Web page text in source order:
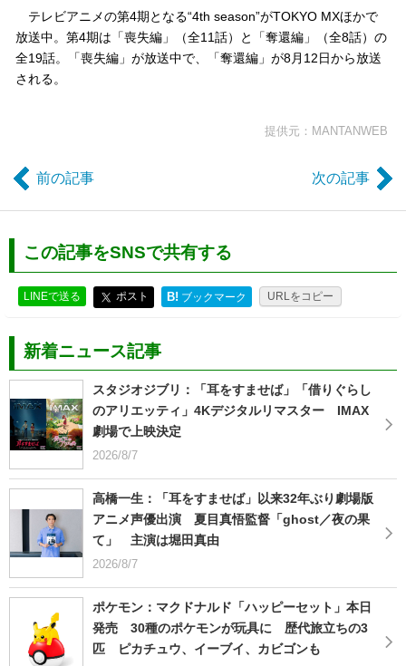
テレビアニメの第4期となる“4th season”がTOKYO MXほかで
放送中。第4期は「喪失編」（全11話）と「奪還編」（全8話）の
全19話。「喪失編」が放送中で、「奪還編」が8月12日から放送
される。
提供元：MANTANWEB
前の記事 次の記事
この記事をSNSで共有する
LINEで送る ポスト B! ブックマーク URLをコピー
新着ニュース記事
スタジオジブリ：「耳をすませば」「借りぐらし
のアリエッティ」4Kデジタルリマスター IMAX
劇場で上映決定
2026/8/7
高橋一生：「耳をすませば」以来32年ぶり劇場版
アニメ声優出演 夏目真悟監督「ghost／夜の果
て」 主演は堀田真由
2026/8/7
ポケモン：マクドナルド「ハッピーセット」本日
発売 30種のポケモンが玩具に 歴代旅立ちの3
匹 ピカチュウ、イーブイ、カビゴンも